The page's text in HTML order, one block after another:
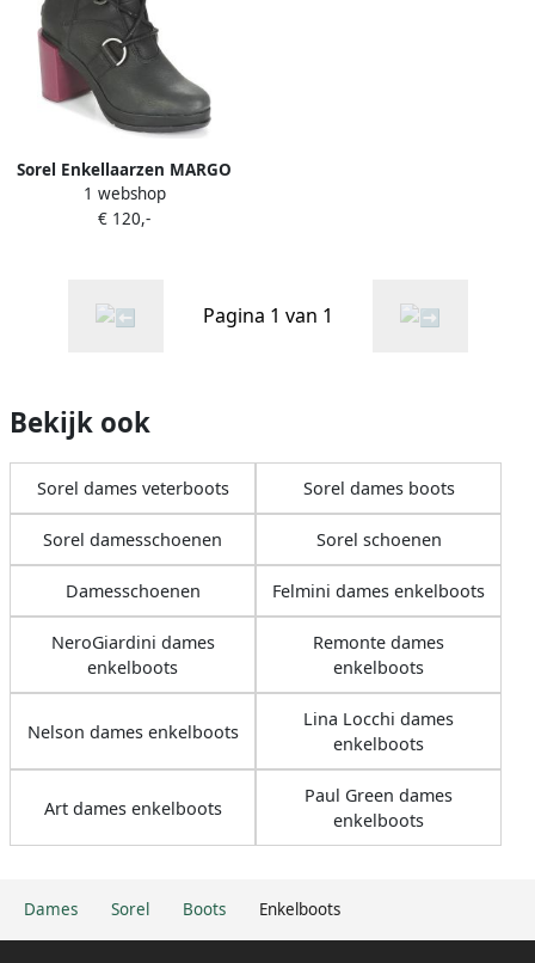
Dames Sorel Boots Enkelboots
Sorel Enkellaarzen MARGO
LACE
1 webshop
€ 120,-
Pagina 1 van 1
Bekijk ook
Sorel dames veterboots Sorel dames boots
Sorel damesschoenen Sorel schoenen
Damesschoenen Felmini dames enkelboots
NeroGiardini dames
enkelboots
Remonte dames
enkelboots
Nelson dames enkelboots
Lina Locchi dames
enkelboots
Art dames enkelboots
Paul Green dames
enkelboots